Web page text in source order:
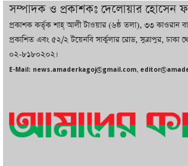
বাজারে কাঁচা মরিচে
আগে দেখিনি’
সম্পাদক ও প্রকাশকঃ দেলোয়ার হোসেন
প্রকাশক কর্তৃক শাহ্ আলী টাওয়ার (৬ষ্ঠ তলা), ৩৩ কাওরান
প্রকাশিত এবং ৫২/২ টয়েনবি সার্কুলার রোড, সুত্রাপুর, ঢাকা
০২-৮১৮০২০২।
E-Mail: news.amaderkagoj@gmail.com,